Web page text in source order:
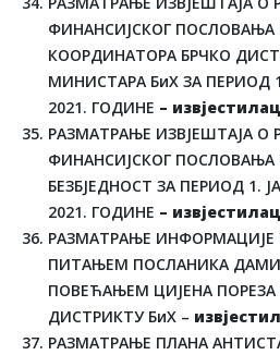
ФИНАНСИЈСКОГ ПОСЛОВАЊА
КООРДИНАТОРА БРЧКО
МИНИСТАРА БиХ ЗА ПЕРИОД
2021. ГОДИНЕ –
РАЗМАТРАЊЕ ИЗВЈЕШТАЈА О
ФИНАНСИЈСКОГ ПОСЛОВАЊА
БЕЗБЈЕДНОСТ ЗА ПЕРИОД 1.
2021. ГОДИНЕ –
РАЗМАТРАЊЕ
ПИТАЊЕМ ПОСЛАНИКА
ПОВЕЋАЊЕМ ЦИЈЕНА ПОРЕЗА
ДИСТРИКТУ БиХ –
РАЗМАТРАЊЕ ПЛАНА